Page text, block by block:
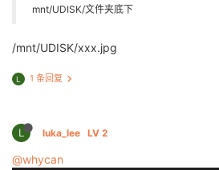
mnt/UDISK/文件夹底下
/mnt/UDISK/xxx.jpg
L 1 条回复
L luka_lee LV 2
@whycan